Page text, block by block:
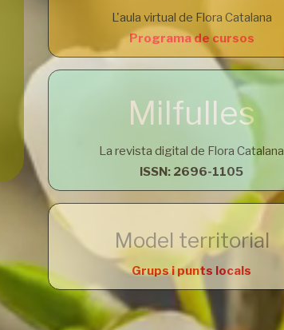
L'aula virtual de Flora Catalana
Programa de cursos
Milfulles
La revista digital de Flora Catalana
ISSN: 2696-1105
Model territorial
Grups i punts locals